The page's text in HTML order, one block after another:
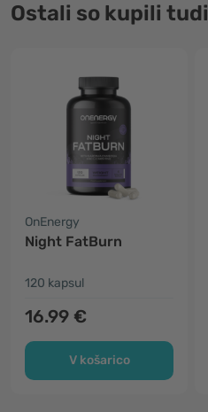
Ostali so kupili tudi
OnEnergy
Night FatBurn
120 kapsul
16.99 €
V košarico